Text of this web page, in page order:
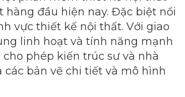
hàng đầu hiện nay. Đặc biệt nổi
vực thiết kế nội thất. Với giao
linh hoạt và tính năng mạnh
cho phép kiến trúc sư và nhà
các bản vẽ chi tiết và mô hình